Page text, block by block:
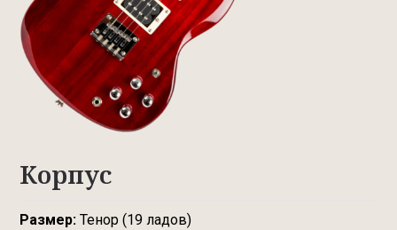
Корпус
Размер: Тенор (19 ладов)